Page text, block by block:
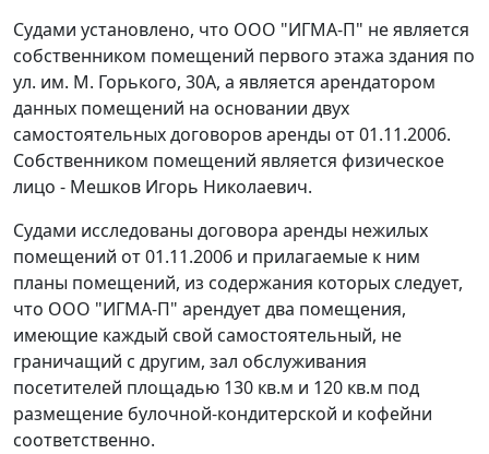
Судами установлено, что ООО "ИГМА-П" не является
собственником помещений первого этажа здания по
ул. им. М. Горького, 30А, а является арендатором
данных помещений на основании двух
самостоятельных договоров аренды от 01.11.2006.
Собственником помещений является физическое
лицо - Мешков Игорь Николаевич.
Судами исследованы договора аренды нежилых
помещений от 01.11.2006 и прилагаемые к ним
планы помещений, из содержания которых следует,
что ООО "ИГМА-П" арендует два помещения,
имеющие каждый свой самостоятельный, не
граничащий с другим, зал обслуживания
посетителей площадью 130 кв.м и 120 кв.м под
размещение булочной-кондитерской и кофейни
соответственно.